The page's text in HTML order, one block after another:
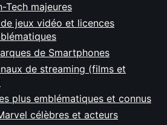
Tech majeures
jeux vidéo et licences
de Smartphones
de streaming (films et
plus emblématiques et connus
célèbres et acteurs